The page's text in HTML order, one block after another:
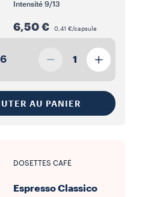
Intensité 9/13
6,50 € 0,41 €/capsule
1
AU PANIER
DOSETTES CAFÉ
Espresso Classico